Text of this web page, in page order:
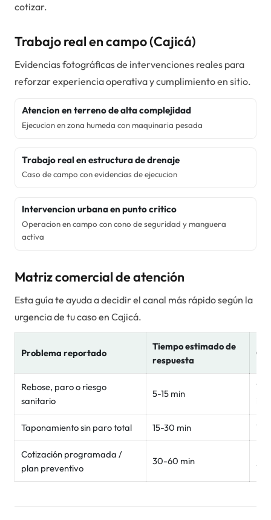
cotizar.
Trabajo real en campo (Cajicá)
Evidencias fotográficas de intervenciones reales para
reforzar experiencia operativa y cumplimiento en sitio.
Atencion en terreno de alta complejidad
Ejecucion en zona humeda con maquinaria pesada
Trabajo real en estructura de drenaje
Caso de campo con evidencias de ejecucion
Intervencion urbana en punto critico
Operacion en campo con cono de seguridad y manguera
activa
Matriz comercial de atención
Esta guía te ayuda a decidir el canal más rápido según la
urgencia de tu caso en Cajicá.
Problema reportado
Tiempo estimado de
respuesta
Rebose, paro o riesgo
sanitario
5-15 min
Taponamiento sin paro total 15-30 min
Cotización programada /
plan preventivo
30-60 min